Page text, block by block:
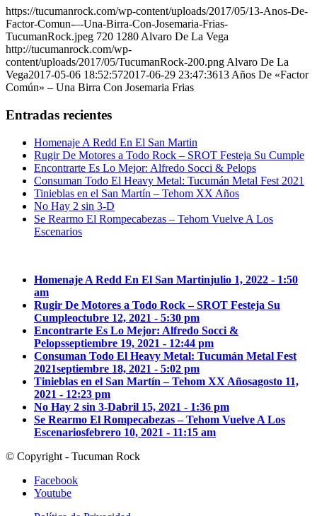
https://tucumanrock.com/wp-content/uploads/2017/05/13-Anos-De-
Factor-Comun-–-Una-Birra-Con-Josemaria-Frias-
TucumanRock.jpeg 720 1280 Alvaro De La Vega
http://tucumanrock.com/wp-
content/uploads/2017/05/TucumanRock-200.png Alvaro De La
Vega2017-05-06 18:52:572017-06-29 23:47:3613 Años De «Factor
Común» – Una Birra Con Josemaria Frias
Entradas recientes
Homenaje A Redd En El San Martin
Rugir De Motores a Todo Rock – SROT Festeja Su Cumple
Encontrarte Es Lo Mejor: Alfredo Socci & Pelops
Consuman Todo El Heavy Metal: Tucumán Metal Fest 2021
Tinieblas en el San Martín – Tehom XX Años
No Hay 2 sin 3-D
Se Rearmo El Rompecabezas – Tehom Vuelve A Los
Escenarios
Homenaje A Redd En El San Martinjulio 1, 2022 - 1:50
am
Rugir De Motores a Todo Rock – SROT Festeja Su
Cumpleoctubre 12, 2021 - 5:30 pm
Encontrarte Es Lo Mejor: Alfredo Socci &
Pelopsseptiembre 19, 2021 - 12:44 pm
Consuman Todo El Heavy Metal: Tucumán Metal Fest
2021septiembre 18, 2021 - 5:02 pm
Tinieblas en el San Martín – Tehom XX Añosagosto 11,
2021 - 12:23 pm
No Hay 2 sin 3-Dabril 15, 2021 - 1:36 pm
Se Rearmo El Rompecabezas – Tehom Vuelve A Los
Escenariosfebrero 10, 2021 - 11:15 am
© Copyright - Tucuman Rock
Facebook
Youtube